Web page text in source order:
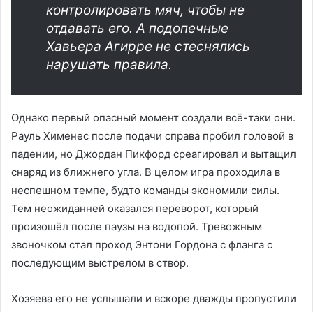
контролировать мяч, чтобы не
отдавать его. А подопечные
Хавьера Агирре не стеснялись
нарушать правила.
Однако первый опасный момент создали всё-таки они.
Рауль Хименес после подачи справа пробил головой в
падении, но Джордан Пикфорд среагировал и вытащил
снаряд из ближнего угла. В целом игра проходила в
неспешном темпе, будто команды экономили силы.
Тем неожиданней оказался переворот, который
произошёл после паузы на водопой. Тревожным
звоночком стал проход Энтони Гордона с фланга с
последующим выстрелом в створ.
Хозяева его не услышали и вскоре дважды пропустили